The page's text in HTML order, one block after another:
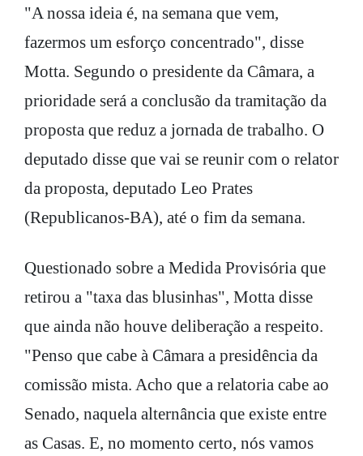
"A nossa ideia é, na semana que vem,
fazermos um esforço concentrado", disse
Motta. Segundo o presidente da Câmara, a
prioridade será a conclusão da tramitação da
proposta que reduz a jornada de trabalho. O
deputado disse que vai se reunir com o relator
da proposta, deputado Leo Prates
(Republicanos-BA), até o fim da semana.
Questionado sobre a Medida Provisória que
retirou a "taxa das blusinhas", Motta disse
que ainda não houve deliberação a respeito.
"Penso que cabe à Câmara a presidência da
comissão mista. Acho que a relatoria cabe ao
Senado, naquela alternância que existe entre
as Casas. E, no momento certo, nós vamos